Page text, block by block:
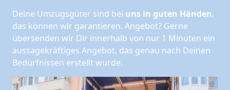
Deine Umzugsgüter sind bei uns in guten Händen,
das können wir garantieren. Angebot? Gerne
übersenden wir Dir innerhalb von nur 1 Minuten ein
aussagekräftiges Angebot, das genau nach Deinen
Bedürfnissen erstellt wurde.